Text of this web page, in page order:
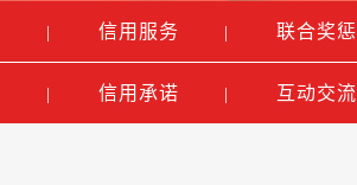
| 信用服务 | 联合奖惩
| 信用承诺 | 互动交流